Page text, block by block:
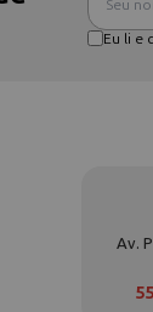
Eu li e
Av.